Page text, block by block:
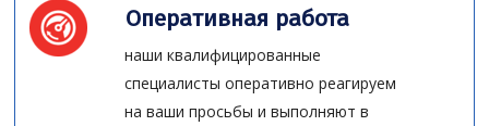
Оперативная работа
наши квалифицированные
специалисты оперативно реагируем
на ваши просьбы и выполняют в